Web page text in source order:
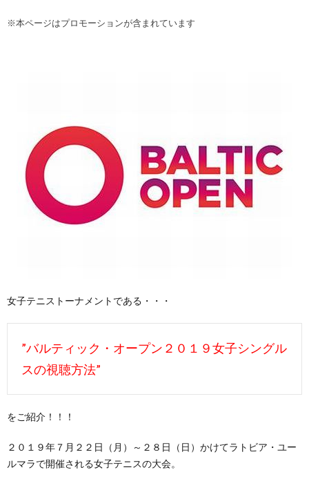
※本ページはプロモーションが含まれています
女子テニストーナメントである・・・
”バルティック・オープン２０１９女子シングル
スの視聴方法”
をご紹介！！！
２０１９年７月２２日（月）～２８日（日）かけてラトビア・ユー
ルマラで開催される女子テニスの大会。